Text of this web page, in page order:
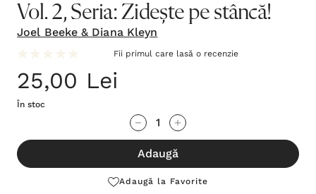
Vol. 2, Seria: Zidește pe stâncă!
Joel Beeke & Diana Kleyn
Fii primul care lasă o recenzie
25,00 Lei
În stoc
te!
Stocul
Adaugă
Adaugă la Favorite